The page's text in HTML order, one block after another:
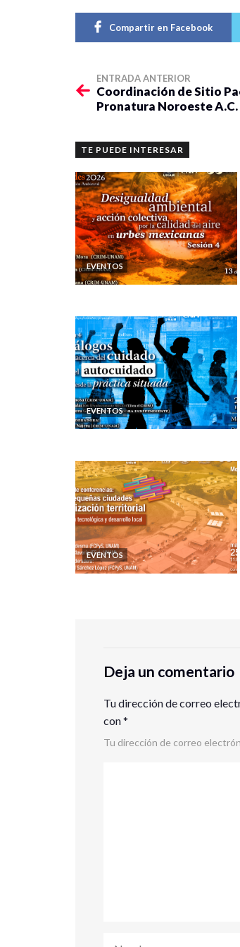
Compartir en Facebook
ENTRADA ANTERIOR
Coordinación de Sitio
Pronatura Noroeste A.C.
TE PUEDE INTERESAR
EVENTOS
EVENTOS
EVENTOS
Deja un comentario
Tu dirección de correo
con*
Tu dirección de correo